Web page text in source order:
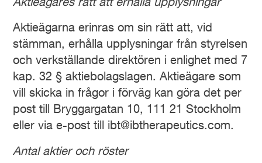
Aktieägares rätt att erhålla upplysningar
Aktieägarna erinras om sin rätt att, vid
stämman, erhålla upplysningar från styrelsen
och verkställande direktören i enlighet med 7
kap. 32 § aktiebolagslagen. Aktieägare som
vill skicka in frågor i förväg kan göra det per
post till Bryggargatan 10, 111 21 Stockholm
eller via e-post till ibt@ibtherapeutics.com.
Antal aktier och röster